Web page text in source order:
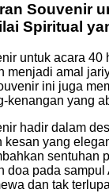
Souvenir
Spiritual
untuk acara 40
menjadi amal
ini juga
kenangan yang
hadir dalam
kesan yang
sentuhan
doa pada sampul
dan tak